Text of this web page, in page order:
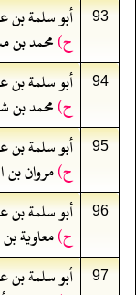
93 أبو سلمة بن
ح)محمد بن
94 أبو سلمة بن
ح)محمد بن
95 أبو سلمة بن
ح)مروان بن
96 أبو سلمة بن
ح)معاوية
97 أبو سلمة بن